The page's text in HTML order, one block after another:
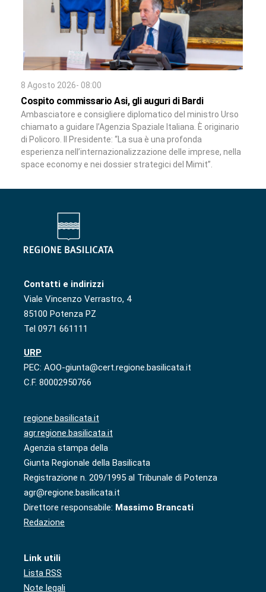
8 Agosto 2026- 08:00
Cospito commissario Asi, gli auguri di Bardi
Ambasciatore e consigliere diplomatico del ministro Urso
chiamato a guidare l’Agenzia Spaziale Italiana. È originario
di Policoro. Il Presidente: “La sua è una profonda
esperienza nell’internazionalizzazione delle imprese, nella
space economy e nei dossier strategici del Mimit”.
Contatti e indirizzi
Viale Vincenzo Verrastro, 4
85100 Potenza PZ
Tel 0971 661111
URP
PEC: AOO-giunta@cert.regione.basilicata.it
C.F. 80002950766
regione.basilicata.it
agr.regione.basilicata.it
Agenzia stampa della
Giunta Regionale della Basilicata
Registrazione n. 209/1995 al Tribunale di Potenza
agr@regione.basilicata.it
Direttore responsabile: Massimo Brancati
Redazione
Link utili
Lista RSS
Note legali